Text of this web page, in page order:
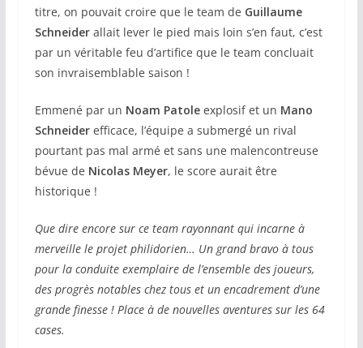
titre, on pouvait croire que le team de Guillaume
Schneiderallait lever le pied mais loin s’en faut, c’est
par un véritable feu d’artifice que le team concluait
son invraisemblable saison !
Emmené par un Noam Patoleexplosif et un Mano
Schneiderefficace, l’équipe a submergé un rival
pourtant pas mal armé et sans une malencontreuse
bévue de Nicolas Meyer, le score aurait être
historique !
Que dire encore sur ce team rayonnant qui incarne à
merveille le projet philidorien… Un grand bravo à tous
pour la conduite exemplaire de l’ensemble des joueurs,
des progrès notables chez tous et un encadrement d’une
grande finesse ! Place à de nouvelles aventures sur les 64
cases.